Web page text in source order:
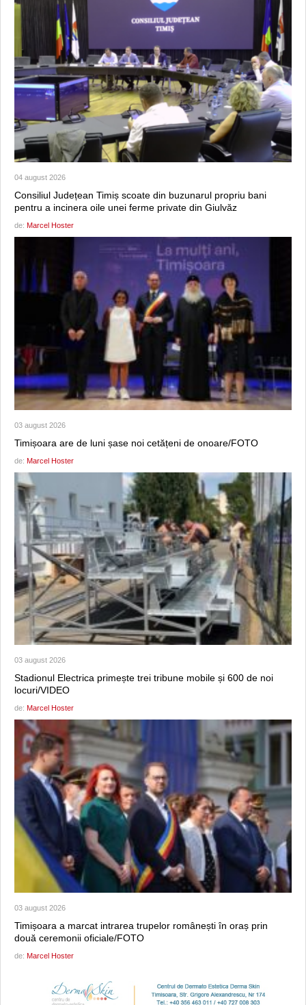
04 august 2026
Consiliul Județean Timiș scoate din buzunarul propriu bani
pentru a incinera oile unei ferme private din Giulvăz
de: Marcel Hoster
03 august 2026
Timișoara are de luni șase noi cetățeni de onoare/FOTO
de: Marcel Hoster
03 august 2026
Stadionul Electrica primește trei tribune mobile și 600 de noi
locuri/VIDEO
de: Marcel Hoster
03 august 2026
Timișoara a marcat intrarea trupelor românești în oraș prin
două ceremonii oficiale/FOTO
de: Marcel Hoster